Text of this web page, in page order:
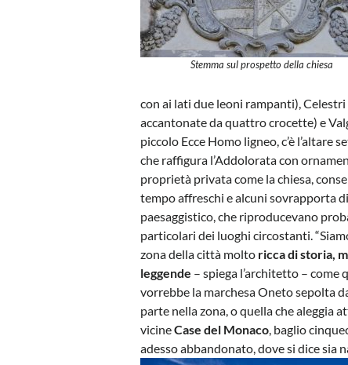
Stemma sul prospetto della chiesa
con ai lati due leoni rampanti),
accantonate da quattro crocette) e
piccolo Ecce Homo ligneo, c’è
che raffigura l’Addolorata con
proprietà privata come la chiesa,
tempo affreschi e alcuni sovrapporta
paesaggistico, che riproducevano
particolari dei luoghi circostanti.
zona della città molto ricca di storia,
leggende – spiega l’architetto – come
vorrebbe la marchesa Oneto sepolta
parte nella zona, o quella che aleggia
vicineCase del Monaco , baglio
adesso abbandonato, dove si dice sia